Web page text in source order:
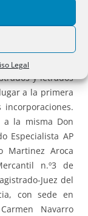
Legal
al día de
y registrales.
nuevamente
y letrados
a la primera
a la misma Don
Especialista AP
Martinez Aroca
n.º3 de
Juez del
con sede en
Navarro